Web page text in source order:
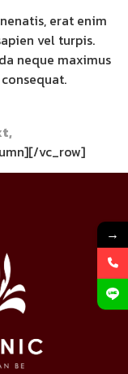
erat enim
vel turpis.
neque maximus
vc_row]
→